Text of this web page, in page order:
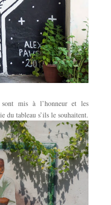
mis à l’honneur et les
du tableau s’ils le souhaitent.